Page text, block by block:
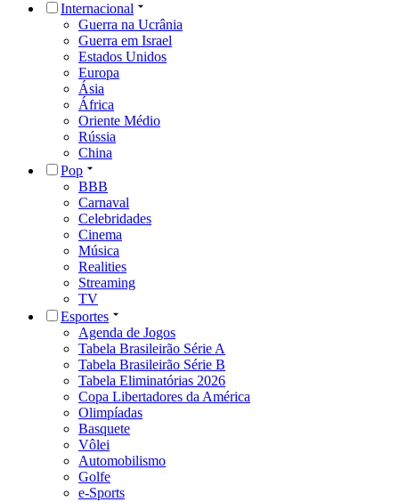
Internacional
Guerra na Ucrânia
Guerra em Israel
Estados Unidos
Europa
Ásia
África
Oriente Médio
Rússia
China
Pop
BBB
Carnaval
Celebridades
Cinema
Música
Realities
Streaming
TV
Esportes
Agenda de Jogos
Tabela Brasileirão Série A
Tabela Brasileirão Série B
Tabela Eliminatórias 2026
Copa Libertadores da América
Olimpíadas
Basquete
Vôlei
Automobilismo
Golfe
e-Sports